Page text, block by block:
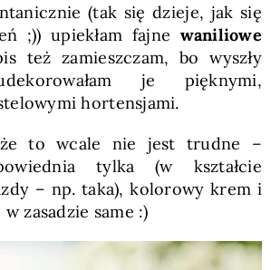
(tak się dzieje, jak się
;)) upiekłam fajne waniliowe
też zamieszczam, bo wyszły
je pięknymi,
hortensjami.
to wcale nie jest trudne –
tylka (w kształcie
– np. taka), kolorowy krem i
zasadzie same :)